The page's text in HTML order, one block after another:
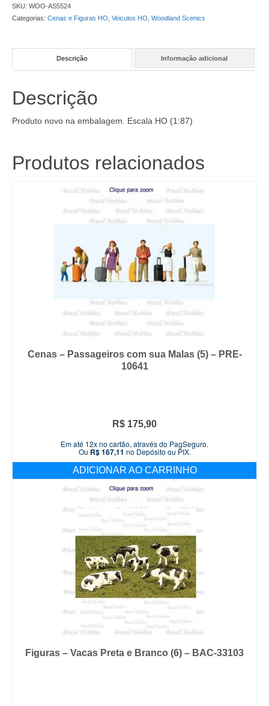
SKU: WOO-AS5524
Categorias: Cenas e Figuras HO Veiculos HO Woodland Scenics
Descrição Informação adicional
Descrição
Produto novo na embalagem. Escala HO (1:87)
Produtos relacionados
Cenas – Passageiros com sua Malas (5) – PRE-
10641
R$ 175,90
Em até 12x no cartão, através do PagSeguro.
Ou R$167,11 no Depósito ou PIX.
ADICIONAR AO CARRINHO
Figuras – Vacas Preta e Branco (6) – BAC-33103